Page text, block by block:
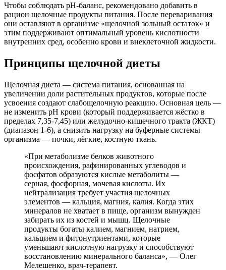
Чтобы соблюдать pH-баланс, рекомендовано добавить в
рацион щелочные продукты питания. После переваривания
они оставляют в организме «щелочной зольный остаток» и
этим поддерживают оптимальный уровень кислотности
внутренних сред, особенно крови и внеклеточной жидкости.
Принципы щелочной диеты
Щелочная диета — система питания, основанная на
увеличении доли растительных продуктов, которые после
усвоения создают слабощелочную реакцию. Основная цель —
не изменить pH крови (который поддерживается жёстко в
пределах 7,35-7,45) или желудочно-кишечного тракта (ЖКТ)
(диапазон 1-6), а снизить нагрузку на буферные системы
организма — почки, лёгкие, костную ткань.
«При метаболизме белков животного
происхождения, рафинированных углеводов и
фосфатов образуются кислые метаболиты —
серная, фосфорная, мочевая кислоты. Их
нейтрализация требует участия щелочных
элементов — кальция, магния, калия. Когда этих
минералов не хватает в пище, организм вынужден
забирать их из костей и мышц. Щелочные
продукты богаты калием, магнием, натрием,
кальцием и фитонутриентами, которые
уменьшают кислотную нагрузку и способствуют
восстановлению минерального баланса», — Олег
Мелешенко, врач-терапевт.